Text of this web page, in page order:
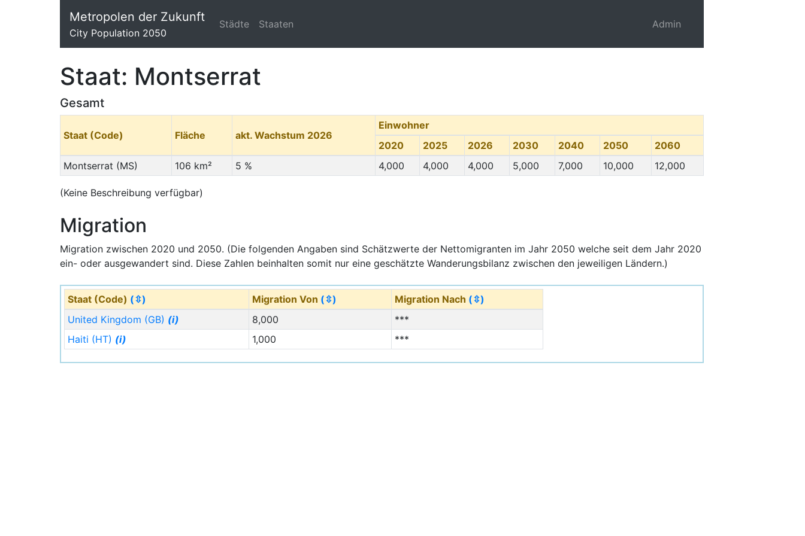
Metropolen der Zukunft
City Population 2050
Städte Staaten Admin
Staat: Montserrat
Gesamt
Staat (Code) Fläche akt. Wachstum 2026
Einwohner
2020
2025 2026 2030 2040 2050
2060
Montserrat (MS)
106 km² 5 % 4,000 4,000 4,000 5,000 7,000 10,000 12,000
(Keine Beschreibung verfügbar)
Migration
Migration zwischen 2020 und 2050. (Die folgenden Angaben sind Schätzwerte der Nettomigranten im Jahr 2050 welche seit dem Jahr 2020
ein- oder ausgewandert sind. Diese Zahlen beinhalten somit nur eine geschätzte Wanderungsbilanz zwischen den jeweiligen Ländern.)
Staat (Code) (⇳) Migration Von (⇳) Migration Nach (⇳)
United Kingdom (GB) (i) 8,000
***
Haiti (HT) (i) 1,000 ***